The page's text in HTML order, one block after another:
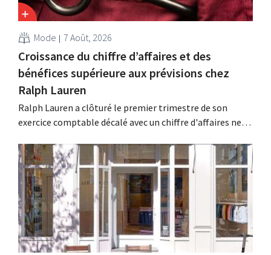
Mode 7 Août, 2026
Croissance du chiffre d’affaires et des
bénéfices supérieure aux prévisions chez
Ralph Lauren
Ralph Lauren a clôturé le premier trimestre de son
exercice comptable décalé avec un chiffre d'affaires net
soit une hausse de 14 % par rapport à l'année
précédente. Fort de ce démarrage supérieur aux
attentes, le groupe revoit également à la...